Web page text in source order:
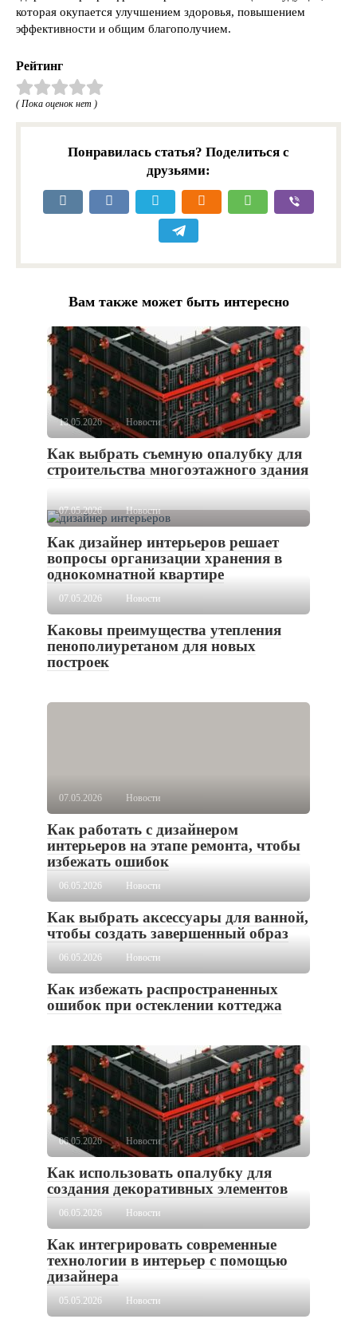
которая окупается улучшением здоровья, повышением
эффективности и общим благополучием.
Рейтинг
( Пока оценок нет )
Понравилась статья? Поделиться с
друзьями:
Вам также может быть интересно
13.05.2026 Новости
Как выбрать съемную опалубку для
строительства многоэтажного здания
07.05.2026 Новости
Как дизайнер интерьеров решает
вопросы организации хранения в
однокомнатной квартире
07.05.2026 Новости
Каковы преимущества утепления
пенополиуретаном для новых
построек
07.05.2026 Новости
Как работать с дизайнером
интерьеров на этапе ремонта, чтобы
избежать ошибок
06.05.2026 Новости
Как выбрать аксессуары для ванной,
чтобы создать завершенный образ
06.05.2026 Новости
Как избежать распространенных
ошибок при остеклении коттеджа
06.05.2026 Новости
Как использовать опалубку для
создания декоративных элементов
06.05.2026 Новости
Как интегрировать современные
технологии в интерьер с помощью
дизайнера
05.05.2026 Новости